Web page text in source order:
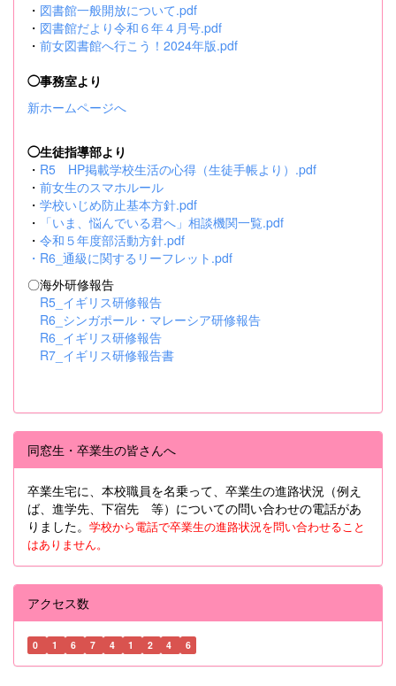
・ 図書館一般開放について.pdf
・ 図書館だより令和６年４月号.pdf
・ 前女図書館へ行こう！2024年版.pdf
◯事務室より
新ホームページへ
◯生徒指導部より
・ R5 HP掲載学校生活の心得（生徒手帳より）.pdf
・ 前女生のスマホルール
・ 学校いじめ防止基本方針.pdf
・
「いま、悩んでいる君へ」相談機関一覧.pdf
・ 令和５年度部活動方針.pdf
・ R6_通級に関するリーフレット.pdf
〇海外研修報告
R5_イギリス研修報告
R6_シンガポール・マレーシア研修報告
R6_イギリス研修報告
R7_イギリス研修報告書
同窓生・卒業生の皆さんへ
卒業生宅に、本校職員を名乗って、卒業生の進路状況（例え
ば、進学先、下宿先 等）についての問い合わせの電話があ
りました。 学校から電話で卒業生の進路状況を問い合わせること
はありません。
アクセス数
0 1 6 7 4 1 2 4 6